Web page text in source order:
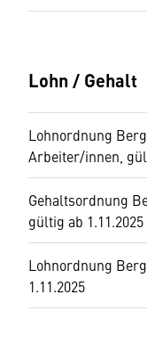
Lohn / Gehalt
Lohnordnung
Arbeiter/innen,
Gehaltsordnung
gültig ab
Lohnordnung
1.11.2025